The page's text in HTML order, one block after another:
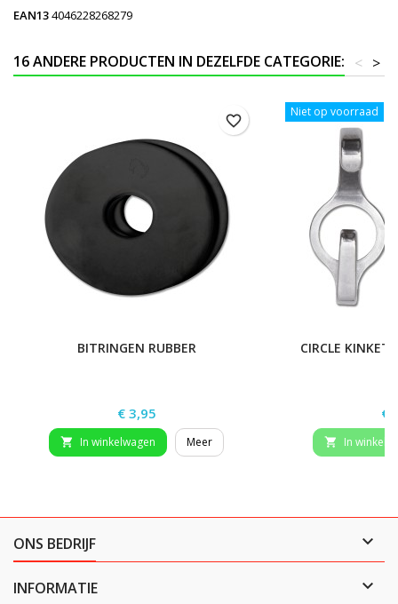
EAN134046228268279
16 ANDERE PRODUCTEN IN DEZELFDE CATEGORIE: >
<
BITRINGEN RUBBER
Prijs
€ 3,95
 In winkelwagen Meer
favorite_border
Niet op voorraad
CIRCLE
€
 In
ONS BEDRIJF 
INFORMATIE 